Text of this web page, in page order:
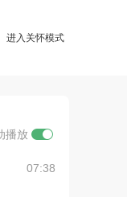
进入关怀模式
播放
07:38